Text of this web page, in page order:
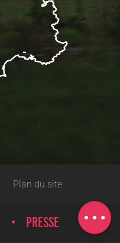
Carte
Plan du site
PRESSE